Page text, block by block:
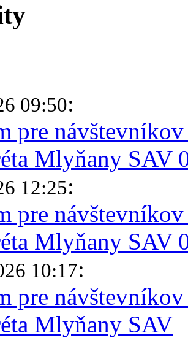
09:50:
pre
Mlyňany SAV
12:25:
pre
Mlyňany SAV
10:17:
pre
Mlyňany SAV